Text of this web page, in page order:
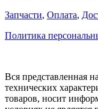
Запчасти, Оплата,
Политика
Вся представленная
технических
товаров, носит